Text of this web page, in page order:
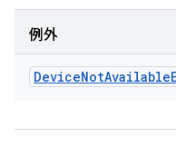
例外
DeviceNotAvailable